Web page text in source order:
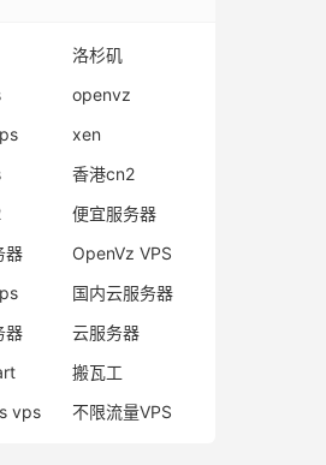
洛杉矶
openvz
xen
香港cn2
便宜服务器
器
OpenVz VPS
国内云服务器
器
云服务器
搬瓦工
vps 不限流量VPS